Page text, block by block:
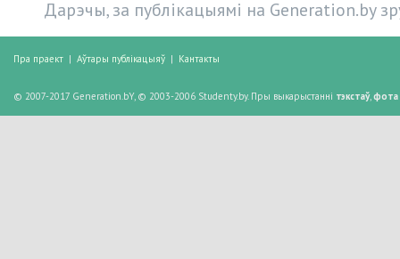
Дарэчы, за публікацыямі на Generation.by
Пра праект | Аўтары публікацыяў | Кантакты
© 2007-2017 Generation.bY, © 2003-2006 Studenty.by. Пры выкарыстанні тэкстаў, фота